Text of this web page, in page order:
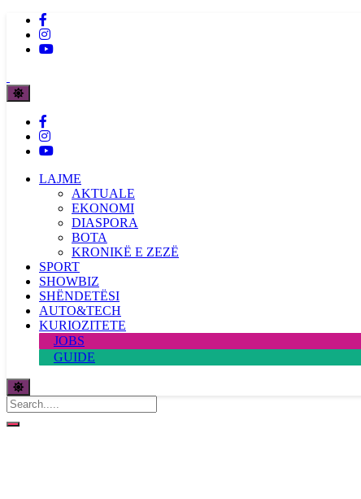
LAJME
AKTUALE
EKONOMI
DIASPORA
BOTA
KRONIKË E ZEZË
SPORT
SHOWBIZ
SHËNDETËSI
AUTO&TECH
KURIOZITETE
JOBS
GUIDE